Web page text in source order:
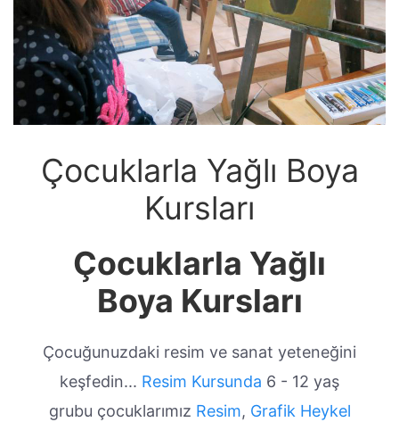
Çocuklarla Yağlı Boya
Kursları
Çocuklarla Yağlı
Boya Kursları
Çocuğunuzdaki resim ve sanat yeteneğini
keşfedin... Resim Kursunda 6 - 12 yaş
grubu çocuklarımız Resim, Grafik Heykel